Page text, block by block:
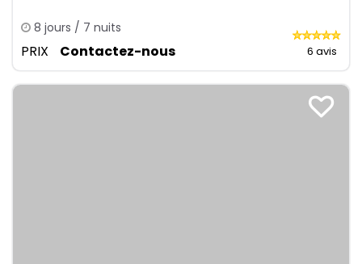
8 jours / 7 nuits
PRIX Contactez-nous 6 avis